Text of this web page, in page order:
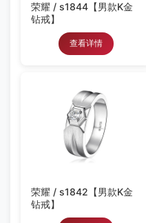
荣耀 / s1844【男款K金
钻戒】
查看详情
荣耀 / s1842【男款K金
钻戒】